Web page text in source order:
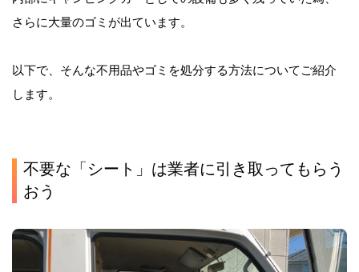
さらに大量のゴミが出ています。
以下で、そんな不用品やゴミを処分する方法についてご紹介
します。
不要な「シート」は業者に引き取ってもらう
おう